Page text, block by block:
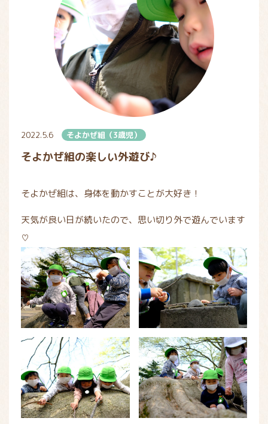
2022.5.6 そよかぜ組（3歳児）
そよかぜ組の楽しい外遊び♪
そよかぜ組は、身体を動かすことが大好き！
天気が良い日が続いたので、思い切り外で遊んでいます
♡